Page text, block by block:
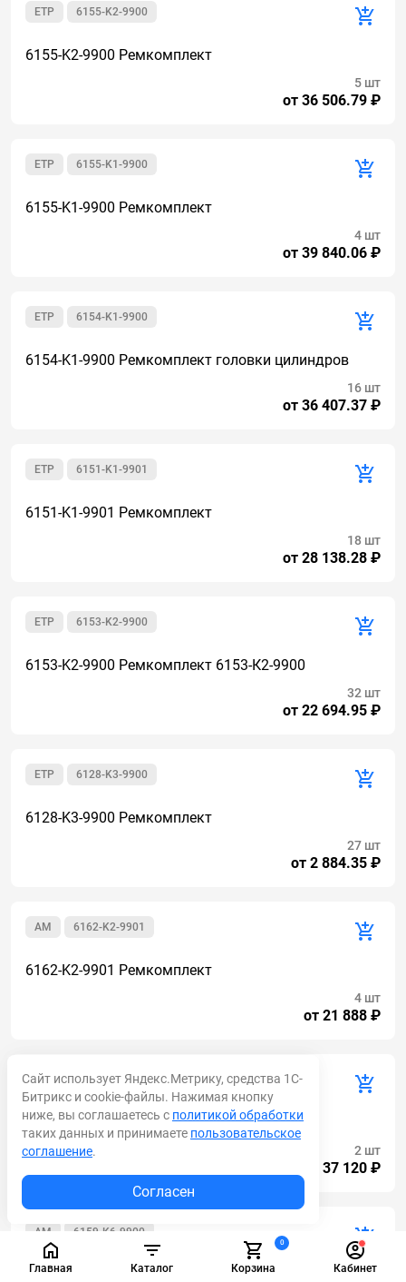
Главная Каталог
0
Корзина Кабинет
6155-K2-9900
ETP
6155-K2-9900 Ремкомплект
от 36 506.79 ₽
5 шт
6155-K1-9900
ETP
6155-K1-9900 Ремкомплект
от 39 840.06 ₽
4 шт
6154-K1-9900
ETP
6154-K1-9900 Ремкомплект головки цилиндров
от 36 407.37 ₽
16 шт
6151-K1-9901
ETP
6151-K1-9901 Ремкомплект
от 28 138.28 ₽
18 шт
6153-K2-9900
ETP
6153-K2-9900 Ремкомплект 6153-К2-9900
от 22 694.95 ₽
32 шт
6128-K3-9900
ETP
6128-K3-9900 Ремкомплект
от 2 884.35 ₽
27 шт
6162-K2-9901
AM
6162-K2-9901 Ремкомплект
от 21 888 ₽
4 шт
6162-K1-9901
AM
6162-K1-9901 Ремкомплект ДВС
от 37 120 ₽
2 шт
6159-K6-9900
AM
6159-K6-9900 Ремкомплект
Сайт использует Яндекс.Метрику, средства 1С-
Битрикс и cookie-файлы. Нажимая кнопку
ниже, вы соглашаетесь с политикой обработки
таких данных и принимаете пользовательское
соглашение.
Согласен